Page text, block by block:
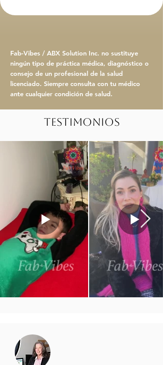
Fab-Vibes / ABX Solution Inc. no sustituye
ningún tipo de práctica médica, diagnóstico o
consejo de un profesional de la salud
licenciado. Siempre consulta con tu médico
ante cualquier condición de salud.
Testimonios